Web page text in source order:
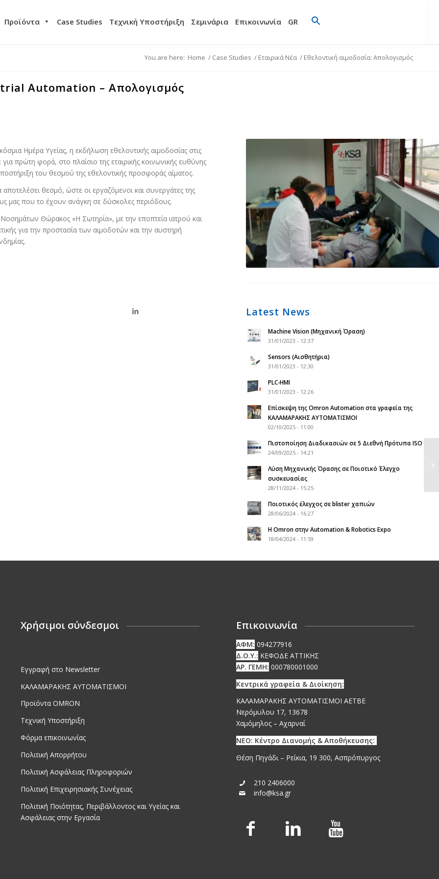
Προϊόντα Case Studies Τεχνική Υποστήριξη Σεμινάρια Επικοινωνία GR
You are here: Home / Case Studies / Εταιρικά Νέα / Εθελοντική αιμοδοσία: Απολογισμός
Automation – Απολογισμός
Ημέρα Υγείας, η εκδήλωση εθελοντικής αιμοδοσίας στις
πρώτη φορά, στο πλαίσιο της εταιρικής κοινωνικής ευθύνης
του θεσμού της εθελοντικής προσφοράς αίματος.
θεσμό, ώστε οι εργαζόμενοι και συνεργάτες της
μας που το έχουν ανάγκη σε δύσκολες περιόδους.
Θώρακος «Η Σωτηρία», με την εποπτεία ιατρού και
για την προστασία των αιμοδοτών και την αυστηρή
Latest News
Machine Vision (Μηχανική Όραση)
31/01/2023 - 12:37
Sensors (Αισθητήρια)
31/01/2023 - 12:30
PLC-HMI
31/01/2023 - 12:26
Επίσκεψη της Omron Automation στα γραφεία της
ΚΑΛΑΜΑΡΑΚΗΣ ΑΥΤΟΜΑΤΙΣΜΟΙ
02/10/2025 - 11:00
Πιστοποίηση Διαδικασιών σε 5 Διεθνή Πρότυπα ISO
24/09/2025 - 14:21
Λύση Μηχανικής Όρασης σε Ποιοτικό Έλεγχο
συσκευασίας
28/11/2024 - 15:25
Ποιοτικός έλεγχος σε blister χαπιών
28/06/2024 - 16:27
Η Omron στην Automation & Robotics Expo
18/04/2024 - 11:59
Χρήσιμοι σύνδεσμοι Επικοινωνία
Εγγραφή στο Newsletter
ΚΑΛΑΜΑΡΑΚΗΣ ΑΥΤΟΜΑΤΙΣΜΟΙ
Προϊόντα OMRON
Τεχνική Υποστήριξη
Φόρμα επικοινωνίας
Πολιτική Απορρήτου
Πολιτική Ασφάλειας Πληροφοριών
Πολιτική Επιχειρησιακής Συνέχειας
Πολιτική Ποιότητας, Περιβάλλοντος και Υγείας και
Ασφάλειας στην Εργασία
ΑΦΜ: 094277916
Δ.Ο.Υ.: ΚΕΦΟΔΕ ΑΤΤΙΚΗΣ
ΑΡ. ΓΕΜΗ: 000780001000
Κεντρικά γραφεία & Διοίκηση:
ΚΑΛΑΜΑΡΑΚΗΣ ΑΥΤΟΜΑΤΙΣΜΟΙ ΑΕΤΒΕ
Νερόμυλου 17, 13678
Χαμόμηλος – Αχαρναί
ΝΕΟ: Κέντρο Διανομής & Αποθήκευσης:
Θέση Πηγάδι – Ρείκια, 19 300, Ασπρόπυργος
210 2406000
info@ksa.gr